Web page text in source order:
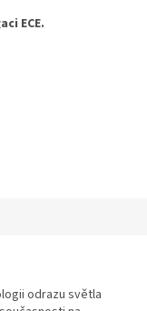
ECE.
odrazu světla